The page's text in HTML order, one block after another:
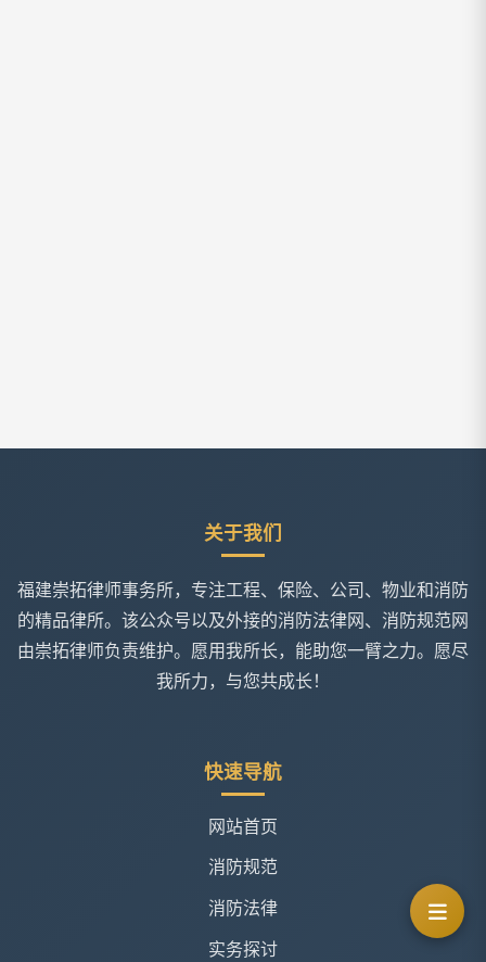
关于我们
福建崇拓律师事务所，专注工程、保险、公司、物业和消防
的精品律所。该公众号以及外接的消防法律网、消防规范网
由崇拓律师负责维护。愿用我所长，能助您一臂之力。愿尽
我所力，与您共成长！
快速导航
网站首页
消防规范
消防法律
实务探讨